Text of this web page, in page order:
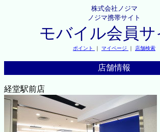
株式会社ノジマ
ノジマ携帯サイト
モバイル会員サ
ポイント ｜ マイページ ｜ 店舗検索
店舗情報
経堂駅前店